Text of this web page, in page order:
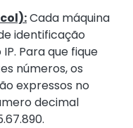
Cada máquina
identificação
Para que fique
números, os
expressos no
decimal